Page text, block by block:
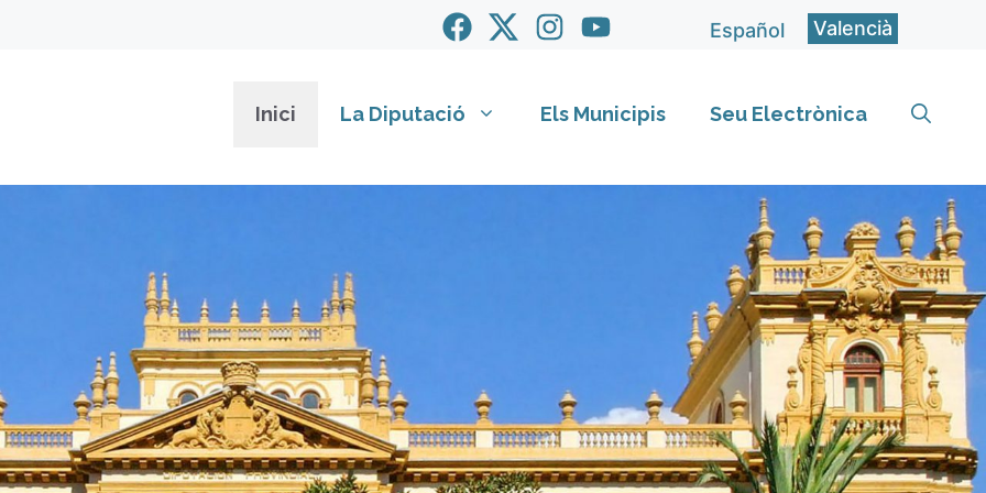
Español Valencià
Inici La Diputació Els Municipis Seu Electrònica